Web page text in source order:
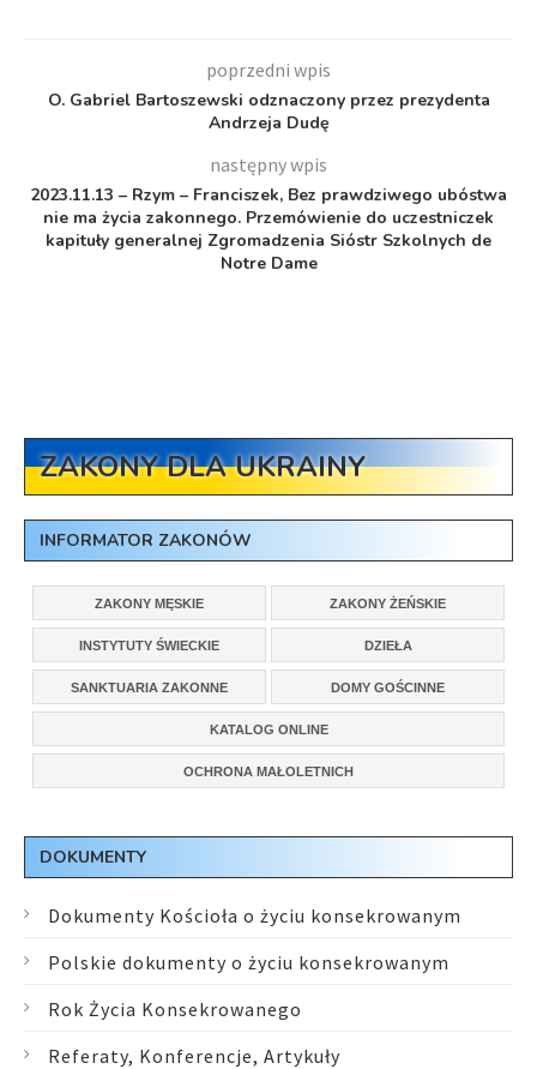
poprzedni wpis
O. Gabriel Bartoszewski odznaczony przez prezydenta
Andrzeja Dudę
następny wpis
2023.11.13 – Rzym – Franciszek, Bez prawdziwego ubóstwa
nie ma życia zakonnego. Przemówienie do uczestniczek
kapituły generalnej Zgromadzenia Sióstr Szkolnych de
Notre Dame
ZAKONY DLA UKRAINY
INFORMATOR ZAKONÓW
ZAKONY MĘSKIE ZAKONY ŻEŃSKIE
INSTYTUTY ŚWIECKIE DZIEŁA
SANKTUARIA ZAKONNE DOMY GOŚCINNE
KATALOG ONLINE
OCHRONA MAŁOLETNICH
DOKUMENTY
Dokumenty Kościoła o życiu konsekrowanym
Polskie dokumenty o życiu konsekrowanym
Rok Życia Konsekrowanego
Referaty, Konferencje, Artykuły